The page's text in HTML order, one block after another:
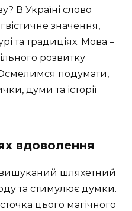
В Україні слово
значення,
та традиціях. Мова –
розвитку
подумати,
думи та історії
вдоволення
шляхетний
та стимулює думки.
цього магічного